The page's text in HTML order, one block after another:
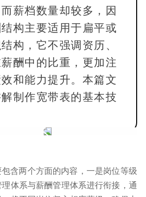
薪档数量却较多，因
构主要适用于扁平或
构，它不强调资历、
酬中的比重，更加注
和能力提升。本篇文
制作宽带表的基本技
含两个方面的内容，一是岗位等级
体系与薪酬管理体系进行衔接，通